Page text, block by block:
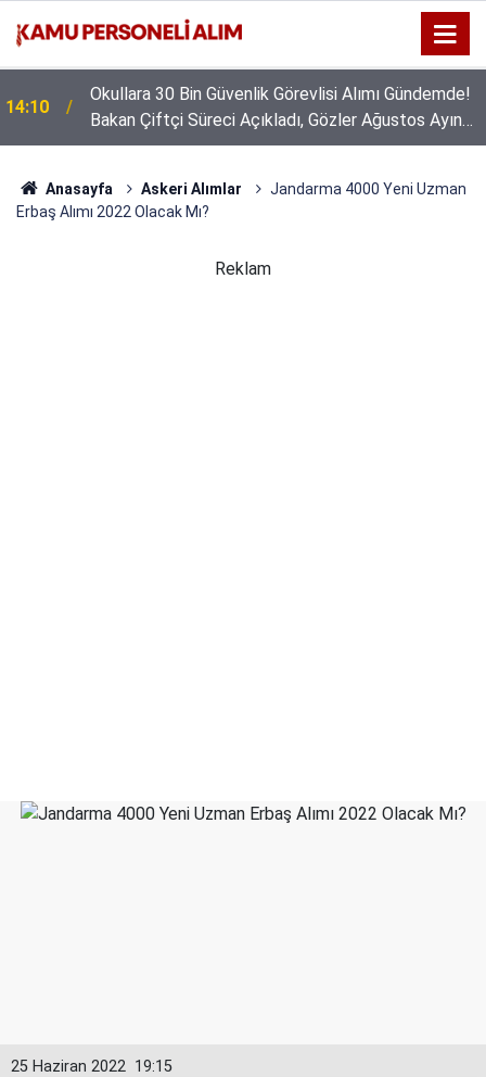
14:10
Okullara 30 Bin Güvenlik Görevlisi Alımı Gündemde!
Bakan Çiftçi Süreci Açıkladı, Gözler Ağustos Ayına
Çevrildi
Anasayfa Askeri Alımlar
Jandarma 4000 Yeni Uzman
Erbaş Alımı 2022 Olacak Mı?
Reklam
19:15
25 Haziran 2022